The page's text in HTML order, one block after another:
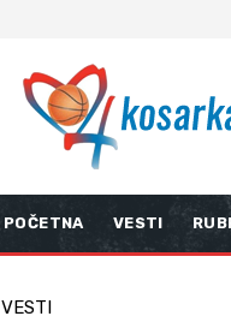
POČETNA VESTI
VESTI